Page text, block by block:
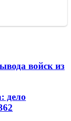
войск из
дело